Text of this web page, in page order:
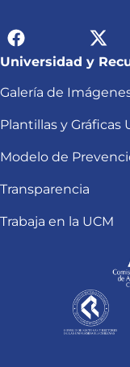
Universidad y
Galería de
Plantillas y Gráficas
Modelo de
Transparencia
Trabaja en la UCM